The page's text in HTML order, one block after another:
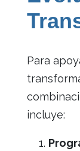
Para
incluye: